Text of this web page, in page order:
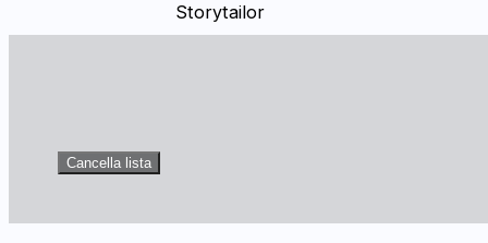
Storytailor
Cancella lista